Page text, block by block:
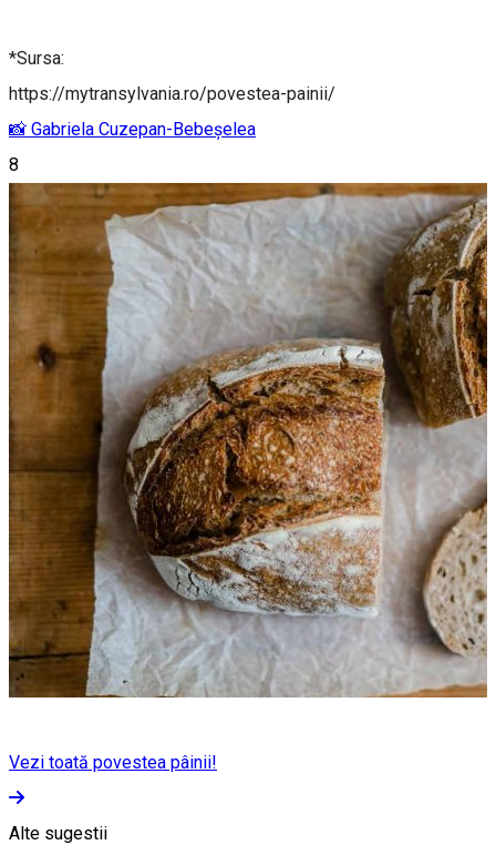
*Sursa:
https://mytransylvania.ro/povestea-painii/
📸 Gabriela Cuzepan-Bebeșelea
8
Vezi toată povestea pâinii!
Alte sugestii